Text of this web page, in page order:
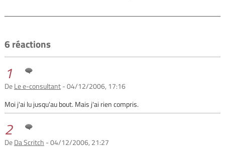
6 réactions
1
DeLe e-consultant- 04/12/2006, 17:16
Moi j'ai lu jusqu'au bout. Mais j'ai rien compris.
2
DeDa Scritch - 04/12/2006, 21:27